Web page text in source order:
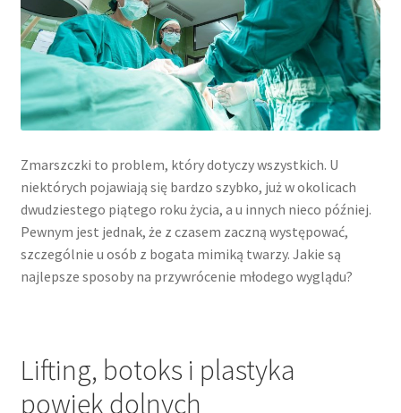
Zmarszczki to problem, który dotyczy wszystkich. U
niektórych pojawiają się bardzo szybko, już w okolicach
dwudziestego piątego roku życia, a u innych nieco później.
Pewnym jest jednak, że z czasem zaczną występować,
szczególnie u osób z bogata mimiką twarzy. Jakie są
najlepsze sposoby na przywrócenie młodego wyglądu?
Lifting, botoks i plastyka
powiek dolnych